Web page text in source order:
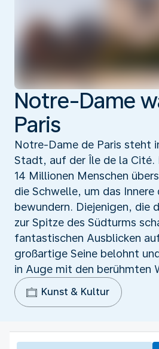
Notre-Dame
Paris
Notre-Dame de Paris steht
Stadt, auf der Île de la Cité.
14 Millionen Menschen
die Schwelle, um das Innere
bewundern. Diejenigen, die
zur Spitze des Südturms
fantastischen Ausblicken
großartige Seine belohnt
in Auge mit den berühmten
Kunst & Kultur